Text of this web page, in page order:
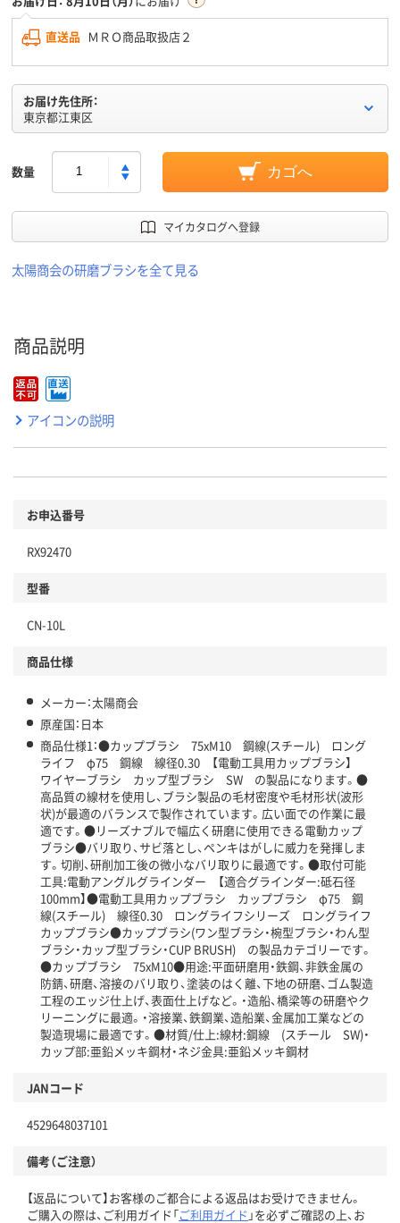
直送品 ＭＲＯ商品取扱店２
お届け先住所：
東京都江東区
数量 カゴへ
マイカタログへ登録
太陽商会の研磨ブラシを全て見る
商品説明
アイコンの説明
お申込番号
RX92470
型番
CN-10L
商品仕様
メーカー：太陽商会
原産国：日本
商品仕様1：●カップブラシ 75xM10 鋼線(スチール) ロング
ライフ φ75 鋼線 線径0.30 【電動工具用カップブラシ】
ワイヤーブラシ カップ型ブラシ SW の製品になります。●
高品質の線材を使用し、ブラシ製品の毛材密度や毛材形状(波形
状)が最適のバランスで製作されています。広い面での作業に最
適です。●リーズナブルで幅広く研磨に使用できる電動カップ
ブラシ●バリ取り、サビ落とし、ペンキはがしに威力を発揮しま
す。切削、研削加工後の微小なバリ取りに最適です。●取付可能
工具:電動アングルグラインダー 【適合グラインダー:砥石径
100mm】●電動工具用カップブラシ カップブラシ φ75 鋼
線(スチール) 線径0.30 ロングライフシリーズ ロングライフ
カップブラシ●カップブラシ(ワン型ブラシ・椀型ブラシ・わん型
ブラシ・カップ型ブラシ・CUP BRUSH) の製品カテゴリーです。
●カップブラシ 75xM10●用途:平面研磨用・鉄鋼、非鉄金属の
防錆、研磨、溶接のバリ取り、塗装のはく離、下地の研磨、ゴム製造
工程のエッジ仕上げ、表面仕上げなど。・造船、橋梁等の研磨やク
リーニングに最適。・溶接業、鉄鋼業、造船業、金属加工業などの
製造現場に最適です。●材質/仕上:線材:鋼線 (スチール SW)・
カップ部:亜鉛メッキ鋼材・ネジ金具:亜鉛メッキ鋼材
JANコード
4529648037101
備考（ご注意）
【返品について】お客様のご都合による返品はお受けできません。
ご購入の際は、ご利用ガイド「ご利用ガイド 」を必ずご確認の上、お